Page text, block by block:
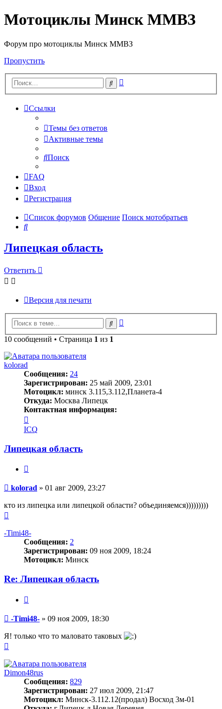
Мотоциклы Минск ММВЗ
Форум про мотоциклы Минск ММВЗ
Пропустить
Поиск
Ссылки
Темы без ответов
Активные темы
Поиск
FAQ
Вход
Регистрация
Список форумов Общение Поиск мотобратьев
Поиск
Липецкая область
Ответить
Версия для печати
Поиск
10 сообщений • Страница 1 из 1
kolorad
Сообщения: 24
Зарегистрирован: 25 май 2009, 23:01
Мотоцикл: минск 3.115,3.112,Планета-4
Откуда: Москва Липецк
Контактная информация:
информация
пользователя
ICQ
Липецкая область
Сообщение
kolorad » 01 авг 2009, 23:27
кто из липецка или липецкой области? объединяемся)))))))))
началу
-Timi48-
Сообщения: 2
Зарегистрирован: 09 ноя 2009, 18:24
Мотоцикл: Минск
Re: Липецкая область
Сообщение
-Timi48- » 09 ноя 2009, 18:30
Я! только что то маловато таковых
началу
Dimon48rus
Сообщения: 829
Зарегистрирован: 27 июл 2009, 21:47
Мотоцикл: Минск-3.112.12(продал) Восход 3м-01